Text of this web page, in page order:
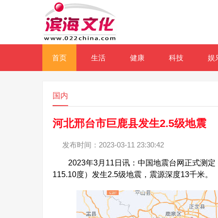
首页 生活 健康 科技 娱
国内
河北邢台市巨鹿县发生2.5级地震
发布时间：2023-03-11 23:30:42
2023年3月11日讯：中国地震台网正式测定
115.10度）发生2.5级地震，震源深度13千米。